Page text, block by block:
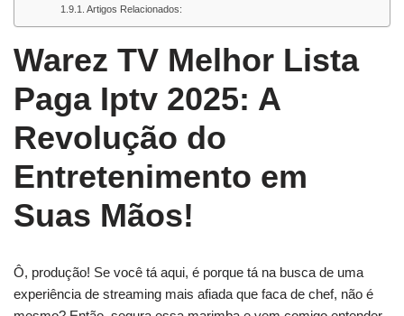
Artigos Relacionados:
Warez TV Melhor Lista
Paga Iptv 2025: A
Revolução do
Entretenimento em
Suas Mãos!
Ô, produção! Se você tá aqui, é porque tá na busca de uma
experiência de streaming mais afiada que faca de chef, não é